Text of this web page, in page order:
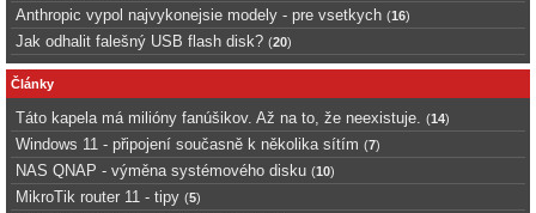
Anthropic vypol najvykonejsie modely - pre vsetkych (16)
Jak odhalit falešný USB flash disk? (20)
Články
Táto kapela má milióny fanúšikov. Až na to, že neexistuje. (14)
Windows 11 - připojení současně k několika sítím (7)
NAS QNAP - výměna systémového disku (10)
MikroTik router 11 - tipy (5)